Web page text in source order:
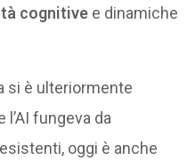
cognitive e dinamiche
si è ulteriormente
fungeva da
oggi è anche